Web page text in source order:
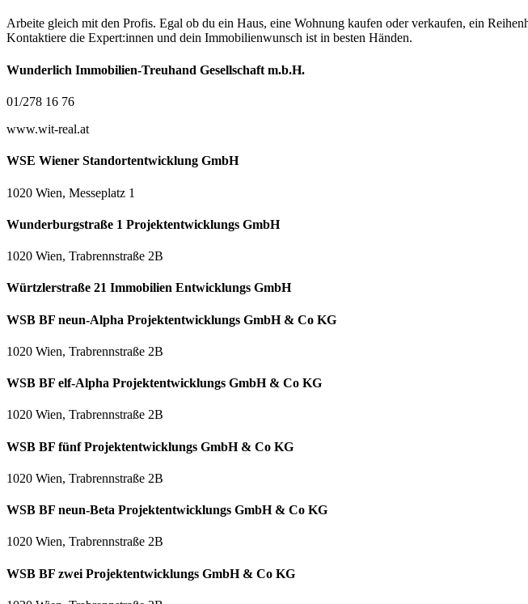
Arbeite gleich mit den Profis. Egal ob du ein Haus, eine Wohnung kaufen oder verkaufen, ein
Kontaktiere die Expert:innen und dein Immobilienwunsch ist in besten Händen.
Wunderlich Immobilien-Treuhand Gesellschaft m.b.H.
01/278 16 76
www.wit-real.at
WSE Wiener Standortentwicklung GmbH
1020 Wien, Messeplatz 1
Wunderburgstraße 1 Projektentwicklungs GmbH
1020 Wien, Trabrennstraße 2B
Würtzlerstraße 21 Immobilien Entwicklungs GmbH
WSB BF neun-Alpha Projektentwicklungs GmbH & Co KG
1020 Wien, Trabrennstraße 2B
WSB BF elf-Alpha Projektentwicklungs GmbH & Co KG
1020 Wien, Trabrennstraße 2B
WSB BF fünf Projektentwicklungs GmbH & Co KG
1020 Wien, Trabrennstraße 2B
WSB BF neun-Beta Projektentwicklungs GmbH & Co KG
1020 Wien, Trabrennstraße 2B
WSB BF zwei Projektentwicklungs GmbH & Co KG